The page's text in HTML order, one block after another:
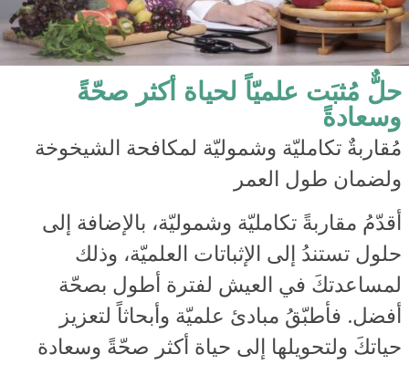
حلٌّ مُثبَت علميّاً لحياة أكثر صحّةً
وسعادةً
مُقاربةٌ تكامليّة وشموليّة لمكافحة الشيخوخة
ولضمان طول العمر
أقدّمُ مقاربةً تكامليّة وشموليّة، بالإضافة إلى
حلول تستندُ إلى الإثباتات العلميّة، وذلك
لمساعدتكَ في العيش لفترة أطول بصحّة
أفضل. فأطبّقُ مبادئ علميّة وأبحاثاً لتعزيز
حياتكَ ولتحويلها إلى حياة أكثر صحّةً وسعادة